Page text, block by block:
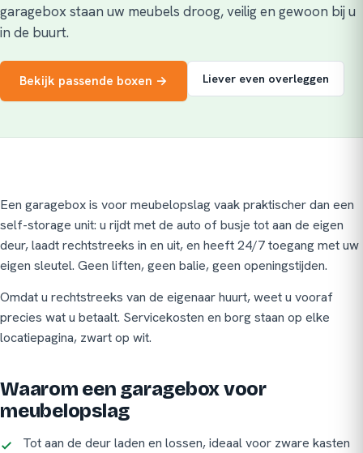
garagebox staan uw meubels droog, veilig en gewoon bij u
in de buurt.
Bekijk passende boxen → Liever even overleggen
Een garagebox is voor meubelopslag vaak praktischer dan een
self-storage unit: u rijdt met de auto of busje tot aan de eigen
deur, laadt rechtstreeks in en uit, en heeft 24/7 toegang met uw
eigen sleutel. Geen liften, geen balie, geen openingstijden.
Omdat u rechtstreeks van de eigenaar huurt, weet u vooraf
precies wat u betaalt. Servicekosten en borg staan op elke
locatiepagina, zwart op wit.
Waarom een garagebox voor
meubelopslag
Tot aan de deur laden en lossen, ideaal voor zware kasten